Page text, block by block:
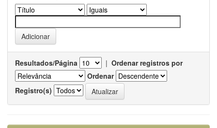
Resultados/Página | Ordenar registros por
Ordenar
Registro(s)